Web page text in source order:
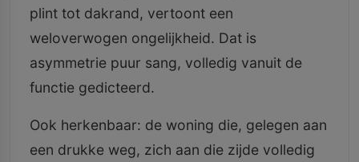
plint tot dakrand, vertoont een
weloverwogen ongelijkheid. Dat is
asymmetrie puur sang, volledig vanuit de
functie gedicteerd.
Ook herkenbaar: de woning die, gelegen aan
een drukke weg, zich aan die zijde volledig